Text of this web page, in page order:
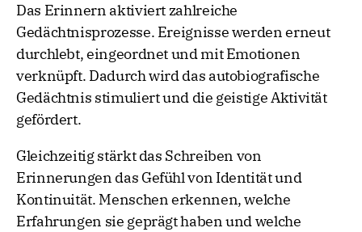
Das Erinnern aktiviert zahlreiche
Gedächtnisprozesse. Ereignisse werden erneut
durchlebt, eingeordnet und mit Emotionen
verknüpft. Dadurch wird das autobiografische
Gedächtnis stimuliert und die geistige Aktivität
gefördert.
Gleichzeitig stärkt das Schreiben von
Erinnerungen das Gefühl von Identität und
Kontinuität. Menschen erkennen, welche
Erfahrungen sie geprägt haben und welche